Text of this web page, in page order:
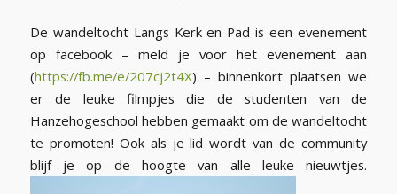
De wandeltocht Langs Kerk en Pad is een evenement
op facebook – meld je voor het evenement aan
(https://fb.me/e/207cj2t4X) – binnenkort plaatsen we
er de leuke filmpjes die de studenten van de
Hanzehogeschool hebben gemaakt om de wandeltocht
te promoten! Ook als je lid wordt van de community
blijf je op de hoogte van alle leuke nieuwtjes.